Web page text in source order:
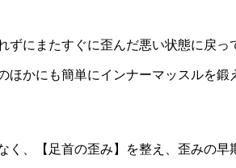
にまたすぐに歪んだ悪い状態に戻っ
かにも簡単にインナーマッスルを
、【足首の歪み】を整え、歪みの早